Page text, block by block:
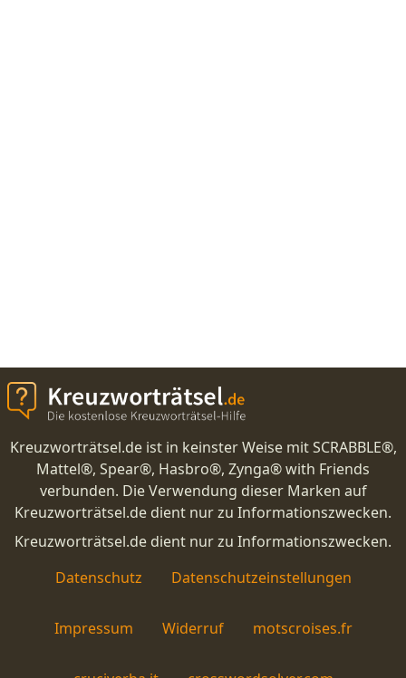
Kreuzworträtsel.de ist in keinster Weise mit SCRABBLE®,
Mattel®, Spear®, Hasbro®, Zynga® with Friends
verbunden. Die Verwendung dieser Marken auf
Kreuzworträtsel.de dient nur zu Informationszwecken.
Kreuzworträtsel.de dient nur zu Informationszwecken.
Datenschutz
Datenschutzeinstellungen
Impressum Widerruf motscroises.fr